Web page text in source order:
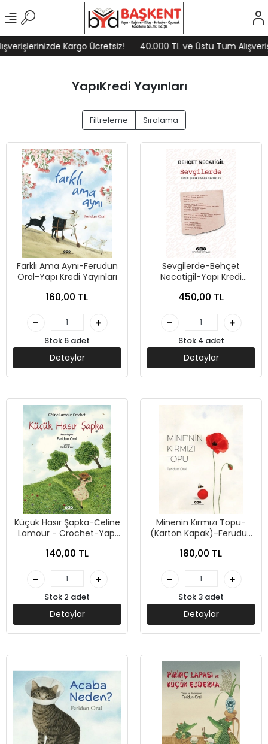
Kargo Ücretsiz! 40.000 TL ve Üstü Tüm
YapıKredi Yayınları
Filtreleme Sıralama
Farklı Ama Aynı-Ferudun
Oral-Yapı Kredi Yayınları
160,00 TL
Stok 6 adet
Detaylar
Sevgilerde-Behçet
Necatigil-Yapı Kredi
450,00 TL
Stok 4 adet
Detaylar
Küçük Hasır Şapka-Celine
Lamour - Crochet-Yapı
140,00 TL
Stok 2 adet
Detaylar
Minenin Kırmızı Topu-
(Karton Kapak)-Ferudun
180,00 TL
Stok 3 adet
Detaylar